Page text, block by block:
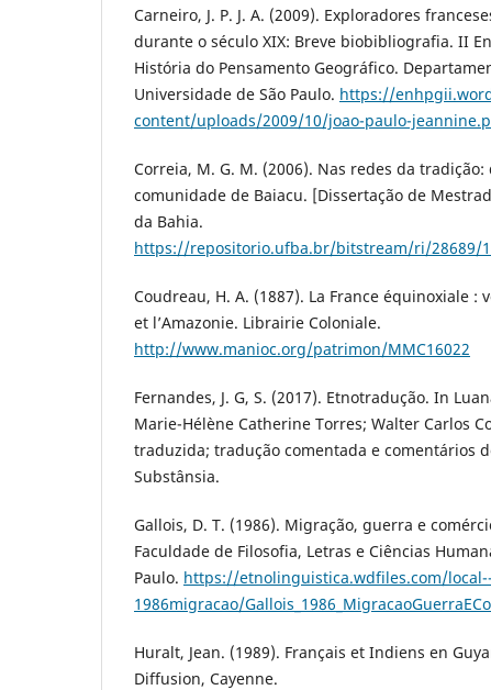
Carneiro, J. P. J. A. (2009). Exploradores
durante o século XIX: Breve biobibliografia. II
História do Pensamento Geográfico.
Universidade de São Paulo. https://
content/uploads/2009/10/joao-paulo-
Correia, M. G. M. (2006). Nas redes da
comunidade de Baiacu. [Dissertação de
da Bahia.
https://repositorio.ufba.br/bitstream/ri/28689/1/
Coudreau, H. A. (1887). La France équinoxiale :
et l’Amazonie. Librairie Coloniale.
http://www.manioc.org/patrimon/MMC16022
Fernandes, J. G, S. (2017). Etnotradução. In
Marie-Hélène Catherine Torres; Walter Carlos
traduzida; tradução comentada e comentários
Substânsia.
Gallois, D. T. (1986). Migração, guerra e
Faculdade de Filosofia, Letras e Ciências
Paulo. https://etnolinguistica.wdfiles.com/
1986migracao/
Huralt, Jean. (1989). Français et Indiens en
Diffusion, Cayenne.